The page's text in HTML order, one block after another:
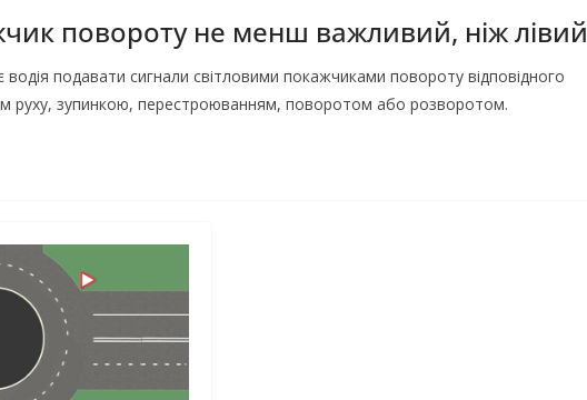
повороту не менш важливий, ніж лівий
водія подавати сигнали світловими покажчиками повороту відповідного
руху, зупинкою, перестроюванням, поворотом або розворотом.